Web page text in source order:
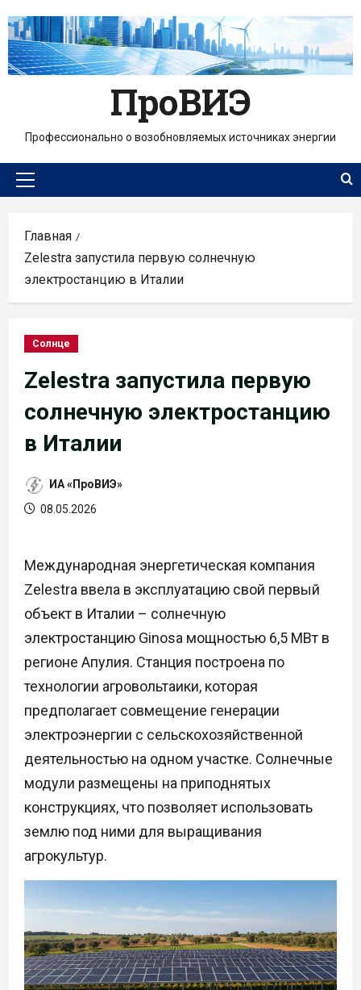
содержимому
ПроВИЭ
Профессионально о возобновляемых источниках энергии
Основное
Главная
Zelestra запустила первую солнечную
электростанцию в Италии
Солнце
Zelestra запустила первую
солнечную электростанцию
в Италии
ИА «ПроВИЭ»
08.05.2026
Международная энергетическая компания
Zelestra ввела в эксплуатацию свой первый
объект в Италии – солнечную
электростанцию Ginosa мощностью 6,5 МВт в
регионе Апулия. Станция построена по
технологии агровольтаики, которая
предполагает совмещение генерации
электроэнергии с сельскохозяйственной
деятельностью на одном участке. Солнечные
модули размещены на приподнятых
конструкциях, что позволяет использовать
землю под ними для выращивания
агрокультур.